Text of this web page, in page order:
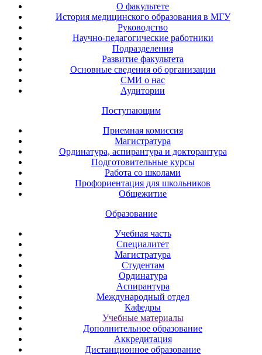
О факультете
История медицинского образования в МГУ
Руководство
Научно-педагогические работники
Подразделения
Развитие факультета
Основные сведения об организации
СМИ о нас
Аудитории
Поступающим
Приемная комиссия
Магистратура
Ординатура, аспирантура и докторантура
Подготовительные курсы
Работа со школами
Профориентация для школьников
Общежитие
Образование
Учебная часть
Специалитет
Магистратура
Студентам
Ординатура
Аспирантура
Международный отдел
Кафедры
Учебные материалы
Дополнительное образование
Аккредитация
Дистанционное образование